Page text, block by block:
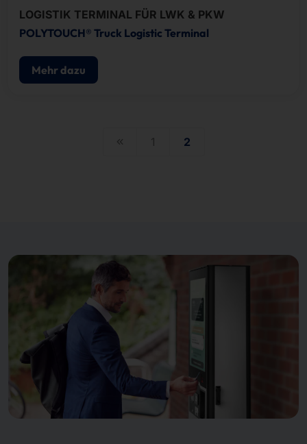
LOGISTIK TERMINAL FÜR LWK & PKW
POLYTOUCH® Truck Logistic Terminal
Mehr dazu
1 2